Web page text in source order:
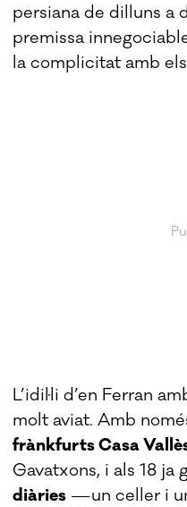
persiana de dilluns a
premissa
la complicitat amb
L’idil·li d’en Ferran
molt aviat. Amb
frànkfurts Casa
Gavatxons, i als 18 ja
diàries —un celler i